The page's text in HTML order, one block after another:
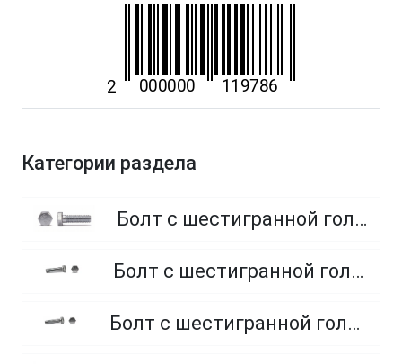
Категории раздела
Болт с шестигранной головкой, полная резьба, класс прочности 8.8
Болт с шестигранной головкой, полная резьба, класс прочности 4.8 и 5.8
Болт с шестигранной головкой, полная резьба, из нержавеющей стали A2 и A4